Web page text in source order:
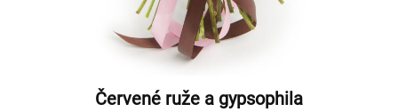
Červené ruže a gypsophila